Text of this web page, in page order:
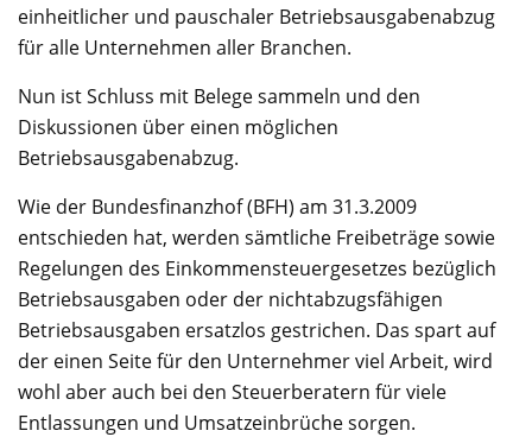
einheitlicher und pauschaler Betriebsausgabenabzug
für alle Unternehmen aller Branchen.
Nun ist Schluss mit Belege sammeln und den
Diskussionen über einen möglichen
Betriebsausgabenabzug.
Wie der Bundesfinanzhof (BFH) am 31.3.2009
entschieden hat, werden sämtliche Freibeträge sowie
Regelungen des Einkommensteuergesetzes bezüglich
Betriebsausgaben oder der nichtabzugsfähigen
Betriebsausgaben ersatzlos gestrichen. Das spart auf
der einen Seite für den Unternehmer viel Arbeit, wird
wohl aber auch bei den Steuerberatern für viele
Entlassungen und Umsatzeinbrüche sorgen.